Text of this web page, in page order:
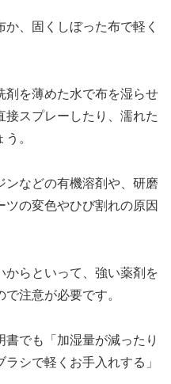
、固くしぼった布で軽く
剤を薄めた水で布を湿らせ
接スプレーしたり、濡れた
。
ンなどの有機溶剤や、研磨
の変色やひび割れの原因
からといって、強い薬剤を
注意が必要です。
でも「加湿量が減ったり
シで軽くお手入れする」